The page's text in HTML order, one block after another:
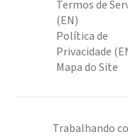
Termos de
(EN)
Política de
Privacidade
Mapa do Site
Trabalhando